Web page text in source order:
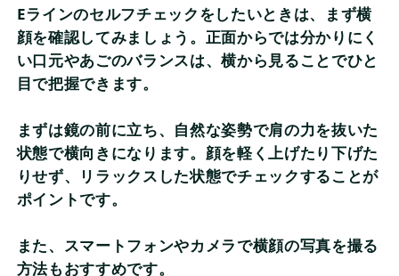
Eラインのセルフチェックをしたいときは、まず横
顔を確認してみましょう。正面からでは分かりにく
い口元やあごのバランスは、横から見ることでひと
目で把握できます。
まずは鏡の前に立ち、自然な姿勢で肩の力を抜いた
状態で横向きになります。顔を軽く上げたり下げた
りせず、リラックスした状態でチェックすることが
ポイントです。
また、スマートフォンやカメラで横顔の写真を撮る
方法もおすすめです。